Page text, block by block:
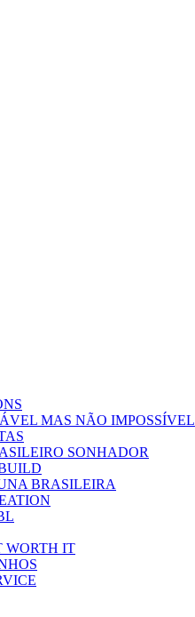
MAS NÃO IMPOSSÍVEL
SONHADOR
BRASILEIRA
WORTH IT